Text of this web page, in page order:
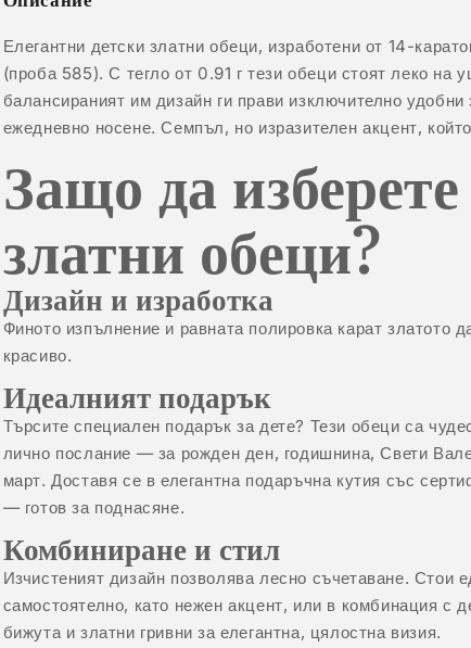
Елегантни детски златни обеци, изработени от 14-
(проба 585). С тегло от 0.91 г тези обеци стоят леко на
балансираният им дизайн ги прави изключително
ежедневно носене. Семпъл, но изразителен акцент,
Защо да изберете
златни обеци?
Дизайн и изработка
Финото изпълнение и равната полировка карат златото
красиво.
Идеалният подарък
Търсите специален подарък за дете? Тези обеци са
лично послание — за рожден ден, годишнина, Свети
март. Доставя се в елегантна подаръчна кутия със
— готов за поднасяне.
Комбиниране и стил
Изчистеният дизайн позволява лесно съчетаване. Стои
самостоятелно, като нежен акцент, или в комбинация с
бижутаи златни гривни за елегантна, цялостна визия.